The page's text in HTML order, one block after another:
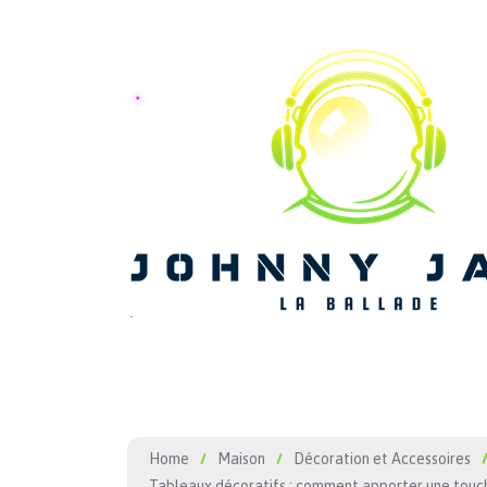
Home Maison
Décoration et Accessoires